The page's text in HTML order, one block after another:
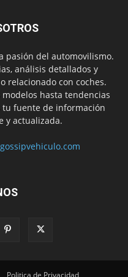
pasión del automovilismo.
análisis detallados y
relacionado con coches.
hasta tendencias
tu fuente de información
y actualizada.
Politica de Privacidad